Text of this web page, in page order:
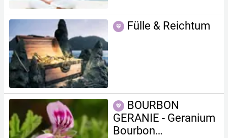
Fülle & Reichtum
BOURBON
GERANIE - Geranium
Bourbon